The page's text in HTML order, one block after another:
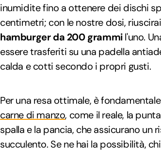
inumidite fino a ottenere dei dischi
centimetri; con le nostre dosi,
hamburger da 200 grammil'uno.
essere trasferiti su una padella
calda e cotti secondo i propri gusti.
Per una resa ottimale, è
carne di manzo, come il reale, la
spalla e la pancia, che assicurano un
succulento. Se ne hai la possibilità,